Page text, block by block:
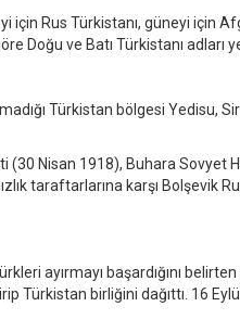
için Rus Türkistanı, güneyi için
Doğu ve Batı Türkistanı adları
Türkistan bölgesi Yedisu,
(30 Nisan 1918), Buhara Sovyet
taraftarlarına karşı Bolşevik
ayırmayı başardığını belirten
Türkistan birliğini dağıttı. 16